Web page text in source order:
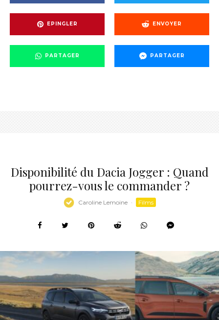
EPINGLER ENVOYER
PARTAGER PARTAGER
Disponibilité du Dacia Jogger : Quand
pourrez-vous le commander ?
Caroline Lemoine · Films